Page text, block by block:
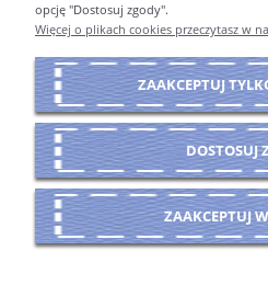
O
POKAŻ PEŁNĄ
Sklep internetowy
opcję "Dostosuj zgody".
Więcej o plikach cookies przeczytasz w
ZAAKCEPTUJ
DOSTOSUJ
ZAAKCEPTUJ